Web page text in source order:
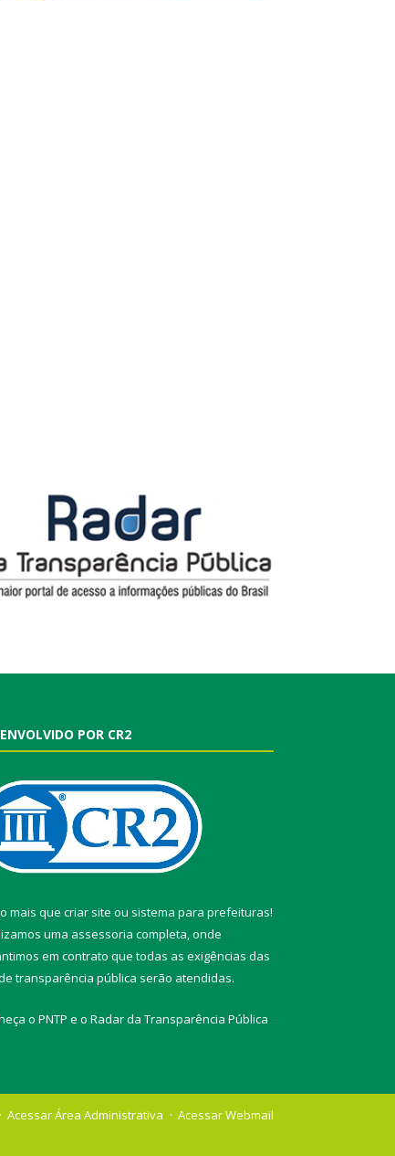
POR CR2
mais que criar site ou sistema para prefeituras!
uma assessoria completa, onde
em contrato que todas as exigências das
transparência pública serão atendidas.
o PNTP e o Radar da Transparência Pública
Acessar Área Administrativa Acessar Webmail